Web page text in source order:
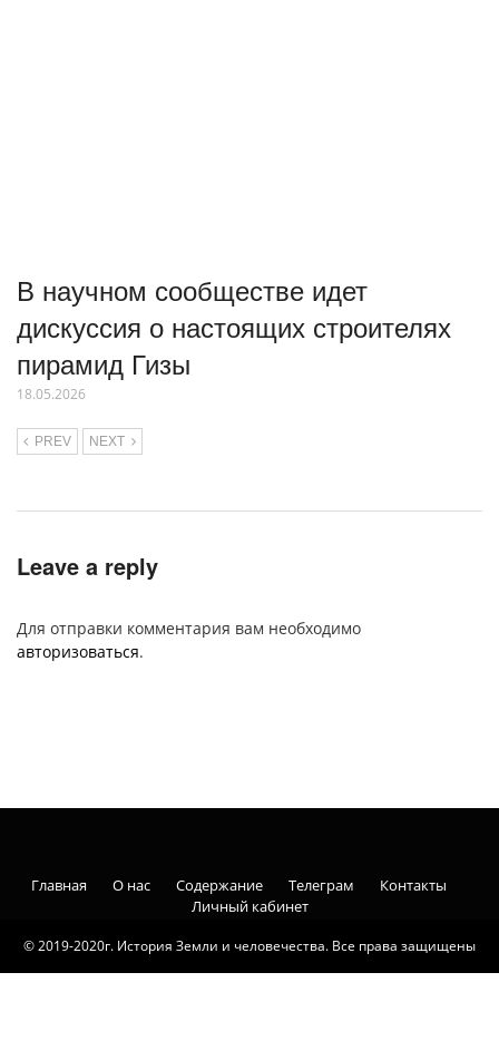
В научном сообществе идет
дискуссия о настоящих строителях
пирамид Гизы
18.05.2026
PREV NEXT
Leave a reply
Для отправки комментария вам необходимо
авторизоваться.
© 2019-2020г. История Земли и человечества. Все права защищены
Главная О нас Содержание Телеграм
Контакты
Личный кабинет